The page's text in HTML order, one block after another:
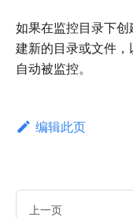
如果在监控目录下
建新的目录或文件
自动被监控。
编辑此页
上一页